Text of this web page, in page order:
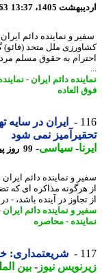
1405، 13:37
و نماینده دائم ایران در
ملل متحد (فائو)
به حقوق مسلم مردمش
دائم ایران - نماینده
العاده
ایران در سایه
نمی شود
-سیاسی-99 روز پیش - یکشنبه 13 اردیبهشت 1405، 13:15
و نماینده دائم ایران
مذاکره ای که
در آینده باشد، - در
و نماینده دائم ایران -
-محاصره
شریعتمداری:
نیوز-بین الملل-